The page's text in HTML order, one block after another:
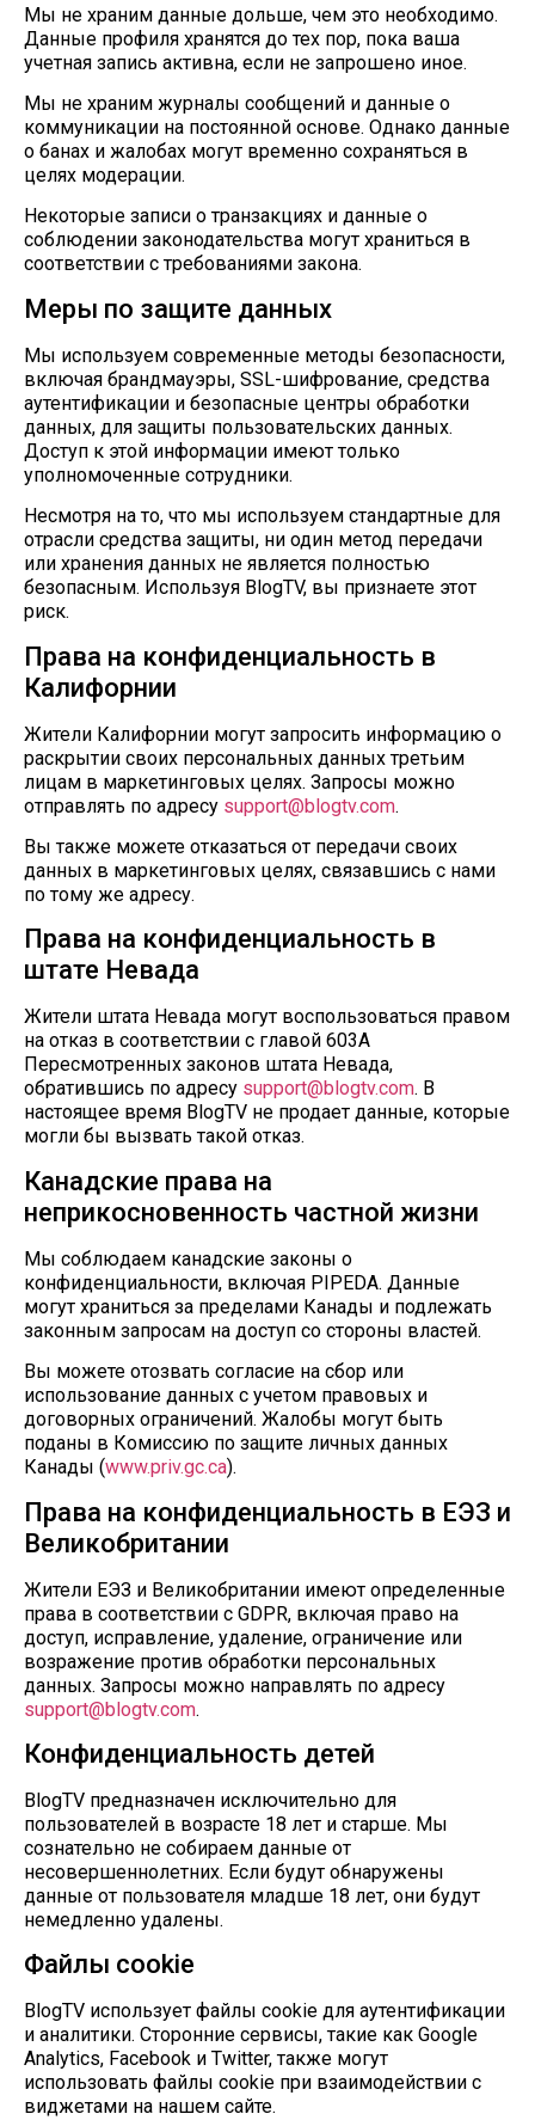
Мы не храним данные дольше, чем это необходимо.
Данные профиля хранятся до тех пор, пока ваша
учетная запись активна, если не запрошено иное.
Мы не храним журналы сообщений и данные о
коммуникации на постоянной основе. Однако данные
о банах и жалобах могут временно сохраняться в
целях модерации.
Некоторые записи о транзакциях и данные о
соблюдении законодательства могут храниться в
соответствии с требованиями закона.
Меры по защите данных
Мы используем современные методы безопасности,
включая брандмауэры, SSL-шифрование, средства
аутентификации и безопасные центры обработки
данных, для защиты пользовательских данных.
Доступ к этой информации имеют только
уполномоченные сотрудники.
Несмотря на то, что мы используем стандартные для
отрасли средства защиты, ни один метод передачи
или хранения данных не является полностью
безопасным. Используя BlogTV, вы признаете этот
риск.
Права на конфиденциальность в
Калифорнии
Жители Калифорнии могут запросить информацию о
раскрытии своих персональных данных третьим
лицам в маркетинговых целях. Запросы можно
отправлять по адресу support@blogtv.com.
Вы также можете отказаться от передачи своих
данных в маркетинговых целях, связавшись с нами
по тому же адресу.
Права на конфиденциальность в
штате Невада
Жители штата Невада могут воспользоваться правом
на отказ в соответствии с главой 603A
Пересмотренных законов штата Невада,
обратившись по адресу support@blogtv.com. В
настоящее время BlogTV не продает данные, которые
могли бы вызвать такой отказ.
Канадские права на
неприкосновенность частной жизни
Мы соблюдаем канадские законы о
конфиденциальности, включая PIPEDA. Данные
могут храниться за пределами Канады и подлежать
законным запросам на доступ со стороны властей.
Вы можете отозвать согласие на сбор или
использование данных с учетом правовых и
договорных ограничений. Жалобы могут быть
поданы в Комиссию по защите личных данных
Канады (www.priv.gc.ca).
Права на конфиденциальность в ЕЭЗ и
Великобритании
Жители ЕЭЗ и Великобритании имеют определенные
права в соответствии с GDPR, включая право на
доступ, исправление, удаление, ограничение или
возражение против обработки персональных
данных. Запросы можно направлять по адресу
support@blogtv.com.
Конфиденциальность детей
BlogTV предназначен исключительно для
пользователей в возрасте 18 лет и старше. Мы
сознательно не собираем данные от
несовершеннолетних. Если будут обнаружены
данные от пользователя младше 18 лет, они будут
немедленно удалены.
Файлы cookie
BlogTV использует файлы cookie для аутентификации
и аналитики. Сторонние сервисы, такие как Google
Analytics, Facebook и Twitter, также могут
использовать файлы cookie при взаимодействии с
виджетами на нашем сайте.